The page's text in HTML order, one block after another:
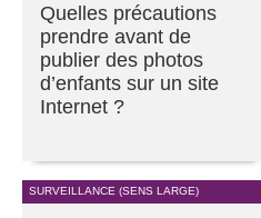
Quelles précautions
prendre avant de
publier des photos
d’enfants sur un site
Internet ?
SURVEILLANCE (SENS LARGE)